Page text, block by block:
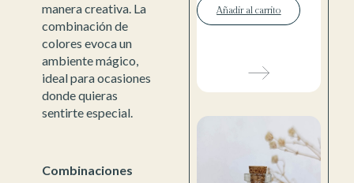
manera creativa. La
combinación de
colores evoca un
ambiente mágico,
ideal para ocasiones
donde quieras
sentirte especial.
Combinaciones
Añadir al carrito